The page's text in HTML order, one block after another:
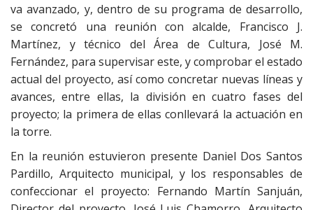
va avanzado, y, dentro de su programa de desarrollo,
se concretó una reunión con alcalde, Francisco J.
Martínez, y técnico del Área de Cultura, José M.
Fernández, para supervisar este, y comprobar el estado
actual del proyecto, así como concretar nuevas líneas y
avances, entre ellas, la división en cuatro fases del
proyecto; la primera de ellas conllevará la actuación en
la torre.
En la reunión estuvieron presente Daniel Dos Santos
Pardillo, Arquitecto municipal, y los responsables de
confeccionar el proyecto: Fernando Martín Sanjuán,